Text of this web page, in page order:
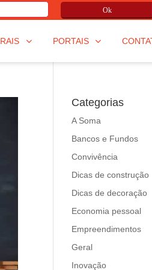
Ok
PORTAIS
Categorias
A Soma
Bancos e Fundos
Convivência
Dicas de construção
Dicas de decoração
Economia pessoal
Empreendimentos
Geral
Inovação